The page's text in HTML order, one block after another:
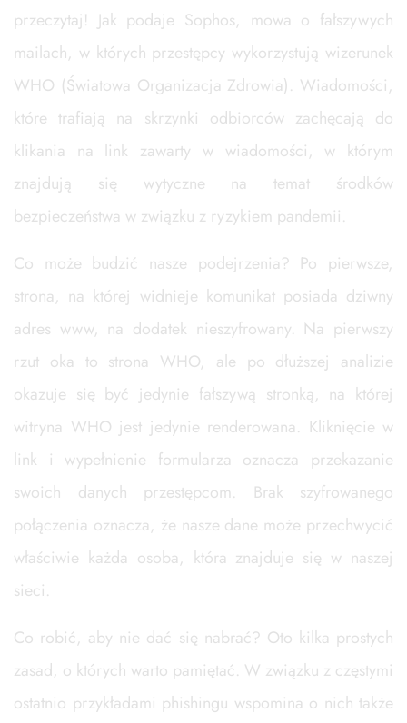
przeczytaj! Jak podaje Sophos, mowa o fałszywych
mailach, w których przestępcy wykorzystują wizerunek
WHO (Światowa Organizacja Zdrowia). Wiadomości,
które trafiają na skrzynki odbiorców zachęcają do
klikania na link zawarty w wiadomości, w którym
znajdują się wytyczne na temat środków
bezpieczeństwa w związku z ryzykiem pandemii.
Co może budzić nasze podejrzenia? Po pierwsze,
strona, na której widnieje komunikat posiada dziwny
adres www, na dodatek nieszyfrowany. Na pierwszy
rzut oka to strona WHO, ale po dłuższej analizie
okazuje się być jedynie fałszywą stronką, na której
witryna WHO jest jedynie renderowana. Kliknięcie w
link i wypełnienie formularza oznacza przekazanie
swoich danych przestępcom. Brak szyfrowanego
połączenia oznacza, że nasze dane może przechwycić
właściwie każda osoba, która znajduje się w naszej
sieci.
Co robić, aby nie dać się nabrać? Oto kilka prostych
zasad, o których warto pamiętać. W związku z częstymi
ostatnio przykładami phishingu wspomina o nich także